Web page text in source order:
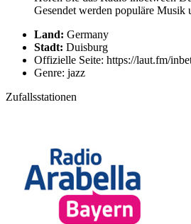
Gesendet werden populäre
Land: Germany
Stadt: Duisburg
Offizielle Seite: https://laut.fm/
Genre: jazz
Zufallsstationen